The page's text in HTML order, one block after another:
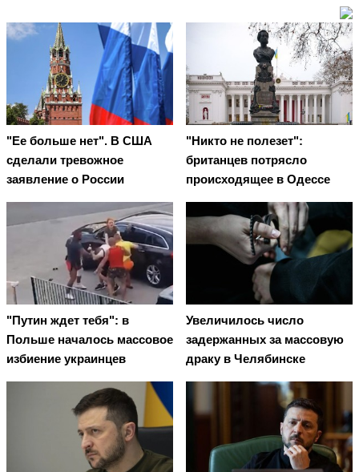
"Ее больше нет". В США
сделали тревожное
заявление о России
"Никто не полезет":
британцев потрясло
происходящее в Одессе
"Путин ждет тебя": в
Польше началось массовое
избиение украинцев
Увеличилось число
задержанных за массовую
драку в Челябинске